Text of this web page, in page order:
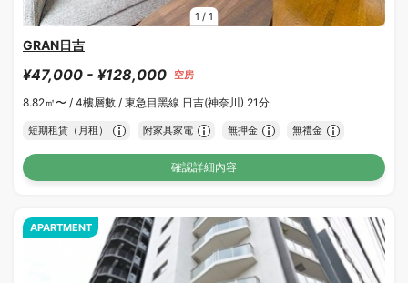
1 / 1
GRAN日吉
¥47,000 - ¥128,000 空房
8.82㎡〜 / 4樓層數 / 東急目黑線 日吉(神奈川) 21分
短期租賃（月租） 附家具家電 無押金 無禮金
確認詳細內容
APARTMENT